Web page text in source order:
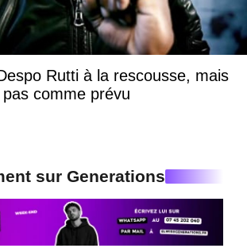
Rutti à la rescousse, mais
comme prévu
sur Generations